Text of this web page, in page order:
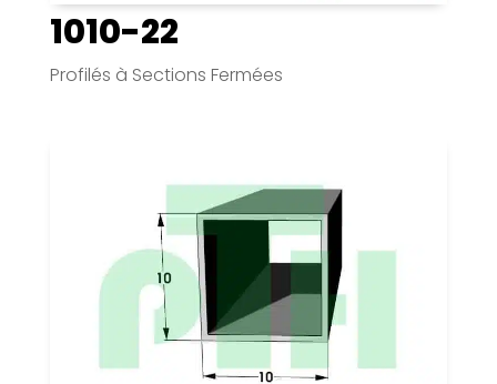
1010-22
Profilés à Sections Fermées